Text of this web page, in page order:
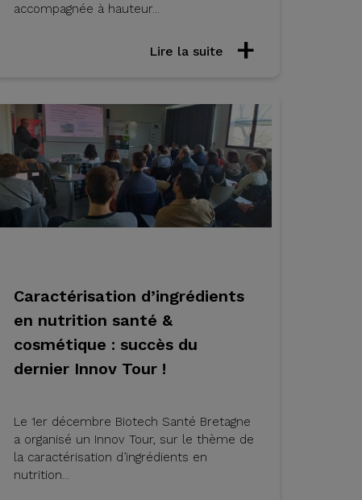
accompagnée à hauteur...
Lire la suite
Caractérisation d’ingrédients
en nutrition santé &
cosmétique : succès du
dernier Innov Tour !
Le 1er décembre Biotech Santé Bretagne
a organisé un Innov Tour, sur le thème de
la caractérisation d’ingrédients en
nutrition...